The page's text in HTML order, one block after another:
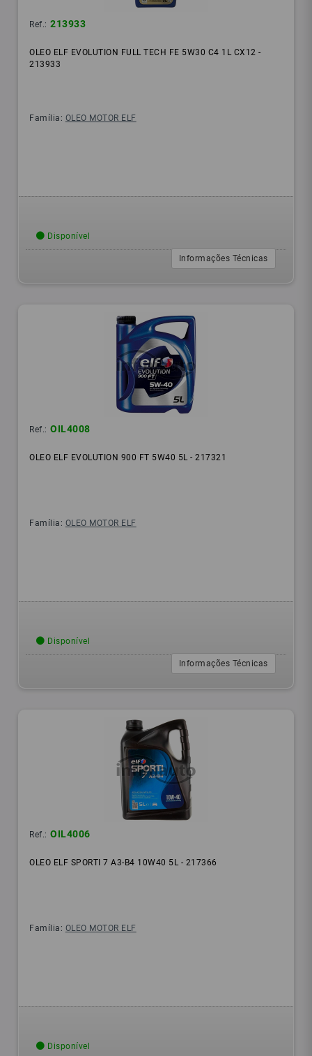
Ref.: 213933
OLEO ELF EVOLUTION FULL TECH FE 5W30 C4 1L CX12 -
213933
Família: OLEO MOTOR ELF
Disponível
Informações Técnicas
Ref.: OIL4008
OLEO ELF EVOLUTION 900 FT 5W40 5L - 217321
Família: OLEO MOTOR ELF
Disponível
Informações Técnicas
Ref.: OIL4006
OLEO ELF SPORTI 7 A3-B4 10W40 5L - 217366
Família: OLEO MOTOR ELF
Disponível